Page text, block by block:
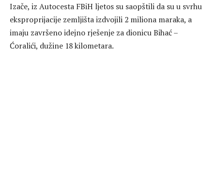
Izače, iz Autocesta FBiH ljetos su saopštili da su u svrhu
eksproprijacije zemljišta izdvojili 2 miliona maraka, a
imaju završeno idejno rješenje za dionicu Bihać –
Ćoralići, dužine 18 kilometara.